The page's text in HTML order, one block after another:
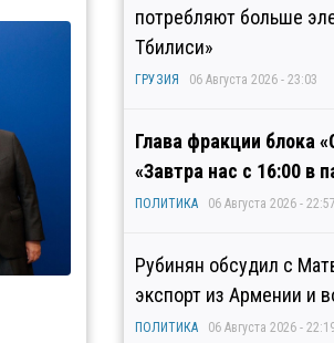
потребляют больше
Тбилиси»
ГРУЗИЯ 06 Августа 2026 - 23:03
Глава фракции блока
«Завтра нас с 16:00 в
ПОЛИТИКА 06 Августа 2026 - 22:57
Рубинян обсудил с
экспорт из Армении и
ПОЛИТИКА 06 Августа 2026 -